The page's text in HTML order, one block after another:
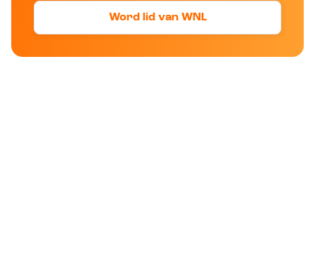
Word lid van WNL